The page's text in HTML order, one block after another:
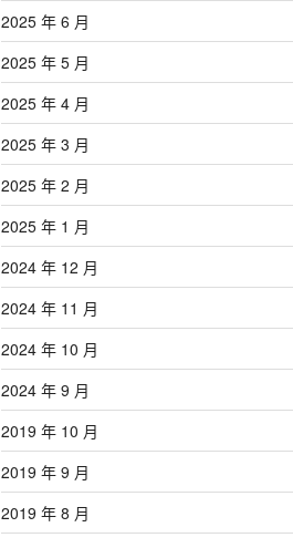
2025 年 6 月
2025 年 5 月
2025 年 4 月
2025 年 3 月
2025 年 2 月
2025 年 1 月
2024 年 12 月
2024 年 11 月
2024 年 10 月
2024 年 9 月
2019 年 10 月
2019 年 9 月
2019 年 8 月